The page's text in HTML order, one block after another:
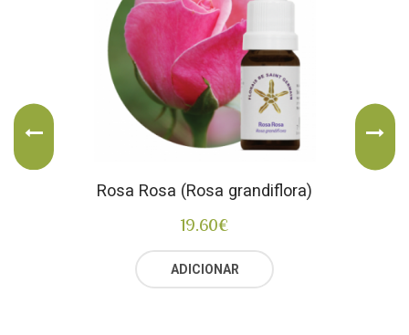
Rosa Rosa (Rosa grandiflora)
19.60€
ADICIONAR